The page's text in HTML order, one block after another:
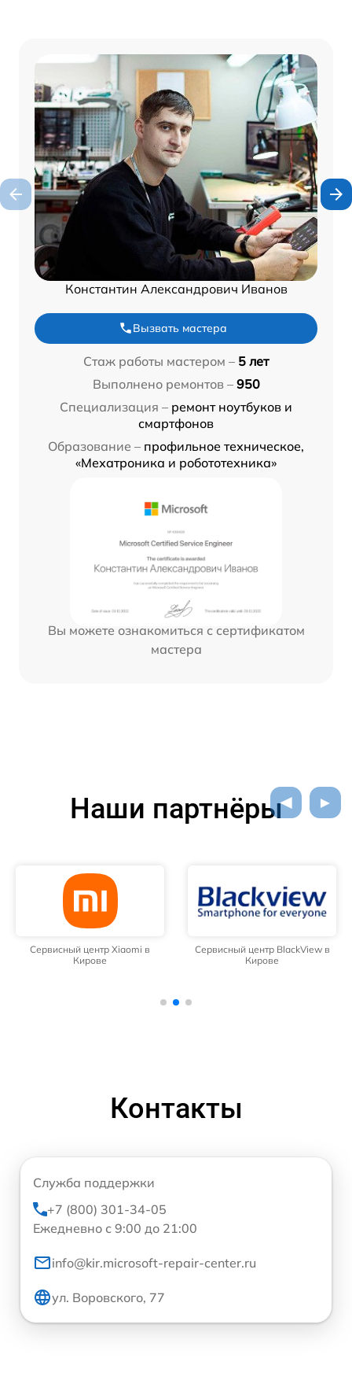
Константин Александрович Иванов
Вызвать мастера
Стаж работы мастером – 5 лет
Выполнено ремонтов – 950
Специализация – ремонт ноутбуков и
смартфонов
Образование – профильное техническое,
«Мехатроника и робототехника»
Вы можете ознакомиться с сертификатом
мастера
Наши партнёры
Сервисный центр Xiaomi в
Кирове
Сервисный центр BlackView в
Кирове
Контакты
Служба поддержки
+7 (800) 301-34-05
Ежедневно с 9:00 до 21:00
info@kir.microsoft-repair-center.ru
ул. Воровского, 77